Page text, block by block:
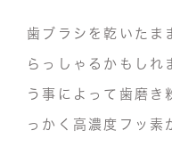
歯ブラシを乾いたま
らっしゃるかもしれ
う事によって歯磨き
っかく高濃度フッ素